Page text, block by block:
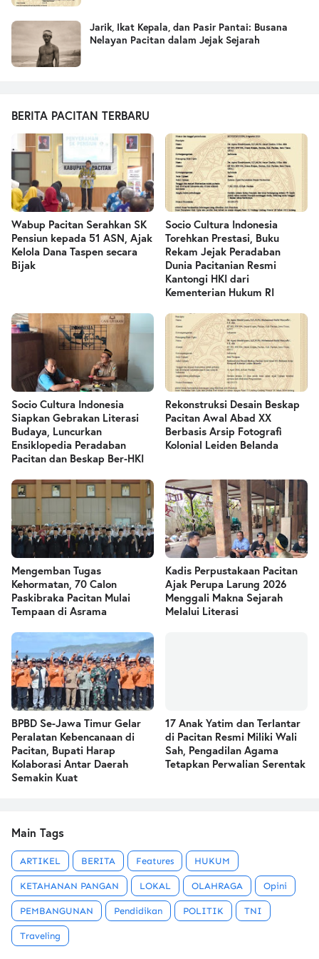
Jarik, Ikat Kepala, dan Pasir Pantai: Busana
Nelayan Pacitan dalam Jejak Sejarah
BERITA PACITAN TERBARU
Wabup Pacitan Serahkan SK
Pensiun kepada 51 ASN, Ajak
Kelola Dana Taspen secara
Bijak
Socio Cultura Indonesia
Torehkan Prestasi, Buku
Rekam Jejak Peradaban
Dunia Pacitanian Resmi
Kantongi HKI dari
Kementerian Hukum RI
Socio Cultura Indonesia
Siapkan Gebrakan Literasi
Budaya, Luncurkan
Ensiklopedia Peradaban
Pacitan dan Beskap Ber-HKI
Rekonstruksi Desain Beskap
Pacitan Awal Abad XX
Berbasis Arsip Fotografi
Kolonial Leiden Belanda
Mengemban Tugas
Kehormatan, 70 Calon
Paskibraka Pacitan Mulai
Tempaan di Asrama
Kadis Perpustakaan Pacitan
Ajak Perupa Larung 2026
Menggali Makna Sejarah
Melalui Literasi
BPBD Se-Jawa Timur Gelar
Peralatan Kebencanaan di
Pacitan, Bupati Harap
Kolaborasi Antar Daerah
Semakin Kuat
17 Anak Yatim dan Terlantar
di Pacitan Resmi Miliki Wali
Sah, Pengadilan Agama
Tetapkan Perwalian Serentak
Main Tags
ARTIKEL BERITA Features HUKUM
KETAHANAN PANGAN LOKAL OLAHRAGA Opini
PEMBANGUNAN Pendidikan POLITIK TNI
Traveling